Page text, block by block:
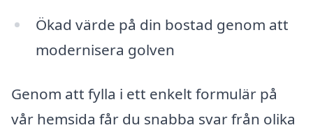
Ökad värde på din bostad genom att
modernisera golven
Genom att fylla i ett enkelt formulär på
vår hemsida får du snabba svar från olika